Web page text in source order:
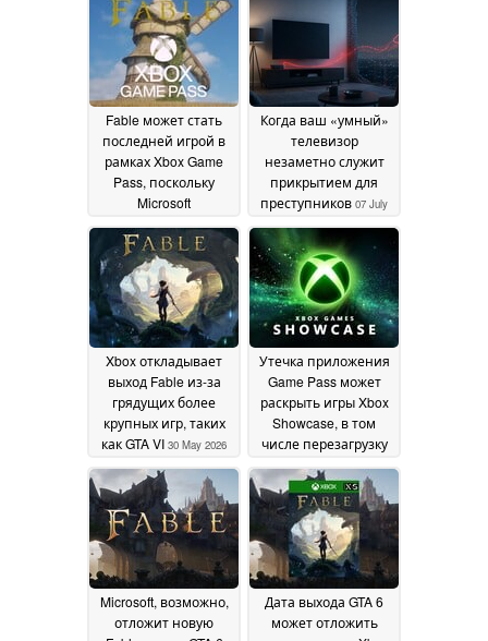
Fable может стать
последней игрой в
рамках Xbox Game
Pass, поскольку
Microsoft
пересматривает
условия
предоставления
услуги31 July 2026
Когда ваш «умный»
телевизор
незаметно служит
прикрытием для
преступников 07 July
2026
Xbox откладывает
выход Fable из-за
грядущих более
крупных игр, таких
как GTA VI 30 May 2026
Утечка приложения
Game Pass может
раскрыть игры Xbox
Showcase, в том
числе перезагрузку
Fable27 May 2026
Microsoft, возможно,
отложит новую
Дата выхода GTA 6
может отложить